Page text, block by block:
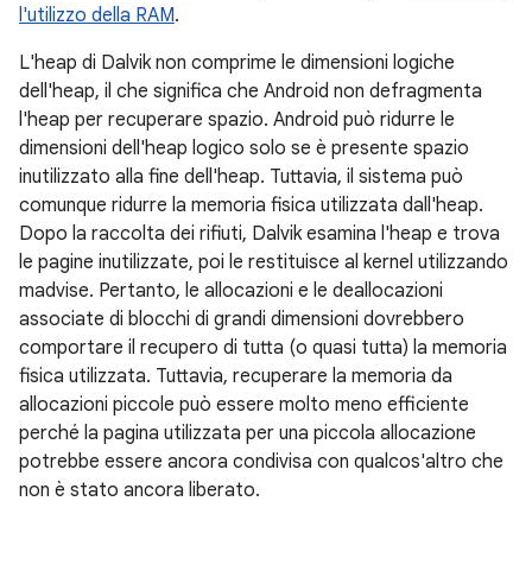
l'utilizzo della RAM.
L'heap di Dalvik non comprime le dimensioni logiche
dell'heap, il che significa che Android non defragmenta
l'heap per recuperare spazio. Android può ridurre le
dimensioni dell'heap logico solo se è presente spazio
inutilizzato alla fine dell'heap. Tuttavia, il sistema può
comunque ridurre la memoria fisica utilizzata dall'heap.
Dopo la raccolta dei rifiuti, Dalvik esamina l'heap e trova
le pagine inutilizzate, poi le restituisce al kernel utilizzando
madvise. Pertanto, le allocazioni e le deallocazioni
associate di blocchi di grandi dimensioni dovrebbero
comportare il recupero di tutta (o quasi tutta) la memoria
fisica utilizzata. Tuttavia, recuperare la memoria da
allocazioni piccole può essere molto meno efficiente
perché la pagina utilizzata per una piccola allocazione
potrebbe essere ancora condivisa con qualcos'altro che
non è stato ancora liberato.